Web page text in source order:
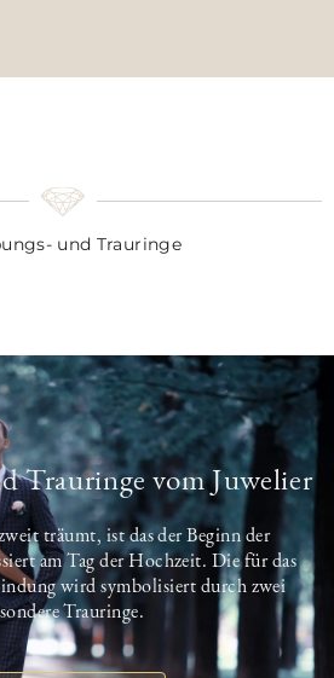
und Trauringe
Trauringe vom Juwelier
träumt, ist das der Beginn der
am Tag der Hochzeit. Die für das
wird symbolisiert durch zwei
Trauringe.